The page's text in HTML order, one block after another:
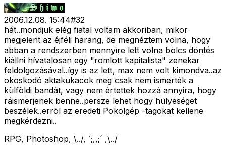
2006.12.08. 15:44#32
hát..mondjuk elég fiatal voltam akkoriban, mikor
megjelent az éjféli harang, de megnéztem volna, hogy
abban a rendszerben mennyire lett volna bölcs döntés
kiállni hívatalosan egy "romlott kapitalista" zenekar
feldolgozásával..így is az lett, max nem volt kimondva..az
okoskodó aktakukacok meg csak nem ismerték a
külföldi bandát, vagy nem értettek hozzá annyira, hogy
ráismerjenek benne..persze lehet hogy hülyeséget
beszélek..errõl az eredeti Pokolgép -tagokat kellene
megkérdezni..
RPG, Photoshop, \../, `;,,;´ ,\../